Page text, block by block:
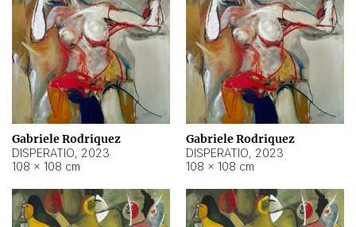
Gabriele Rodriquez
DISPERATIO, 2023
108 × 108 cm
Gabriele Rodriquez
DISPERATIO, 2023
108 × 108 cm